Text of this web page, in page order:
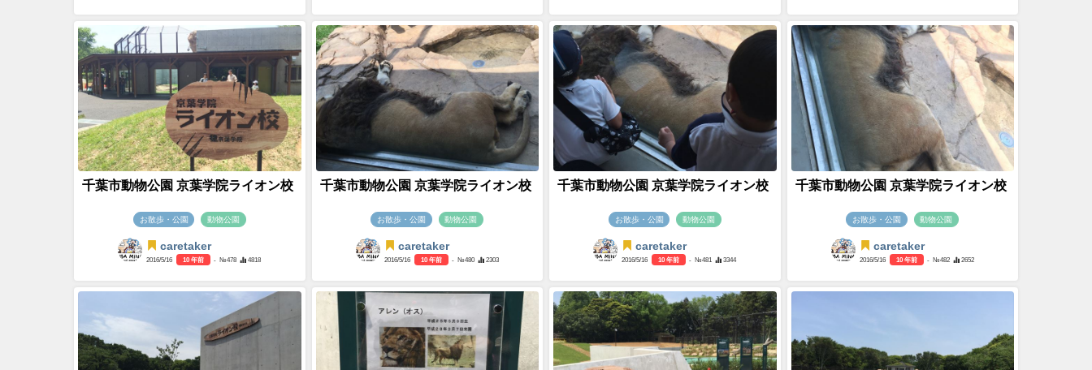
千葉市動物公園 京葉学院ライオン校
お散歩・公園 動物公園
caretaker
2016/5/16 10 年前 - №478 4818
千葉市動物公園 京葉学院ライオン校
お散歩・公園 動物公園
caretaker
2016/5/16 10 年前 - №480 2303
千葉市動物公園 京葉学院ライオン校
お散歩・公園 動物公園
caretaker
2016/5/16 10 年前 - №481 3344
千葉市動物公園 京葉学院ライオン校
お散歩・公園 動物公園
caretaker
2016/5/16 10 年前 - №482 2652